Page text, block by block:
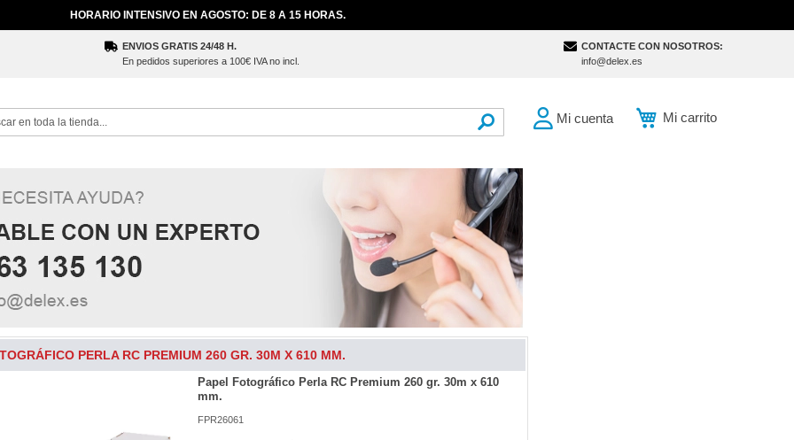
HORARIO INTENSIVO EN AGOSTO: DE 8 A 15 HORAS.
ENVIOS GRATIS 24/48 H.
En pedidos superiores a 100€ IVA no incl.
CONTACTE CON NOSOTROS:
info@delex.es
Mi carrito
Mi cuenta
PERLA RC PREMIUM 260 GR. 30M X 610 MM.
Papel Fotográfico Perla RC Premium 260 gr. 30m x 610
mm.
FPR26061